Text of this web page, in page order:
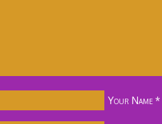
Your Name*